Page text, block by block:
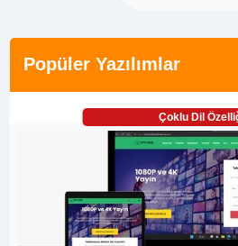
Popüler Yazılımlar
Çoklu Dil